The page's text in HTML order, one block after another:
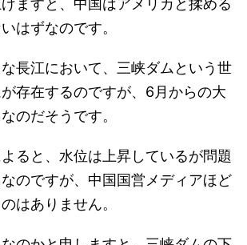
ますと、中国はアメリカと揉める
はずなのです。
長江において、三峡ダムという世
存在するのですが、6月からの大
のだそうです。
ると、水位は上昇しているが問題
のですが、中国国営メディアほど
はありません。